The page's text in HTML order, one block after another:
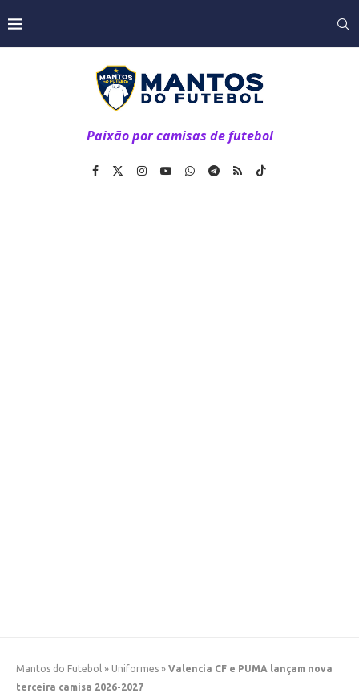
Paixão por camisas de futebol
Mantos do Futebol » Uniformes » Valencia CF e PUMA lançam nova
terceira camisa 2026-2027